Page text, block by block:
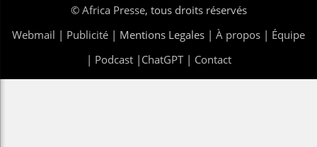
© Africa Presse, tous droits réservés
Webmail | Publicité | Mentions Legales | À propos | Équipe
| Podcast| ChatGPT| Contact